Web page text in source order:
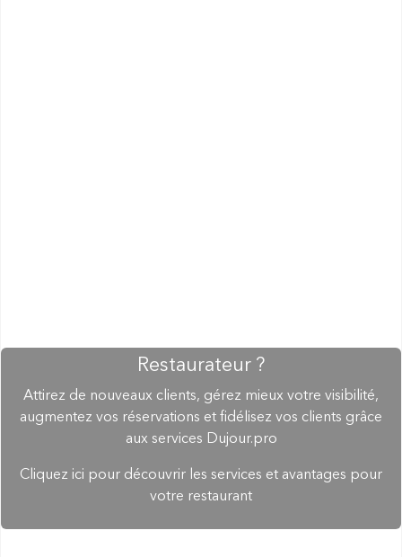
Restaurateur ?
Attirez de nouveaux clients, gérez mieux votre visibilité,
augmentez vos réservations et fidélisez vos clients grâce
aux services Dujour.pro
Cliquez ici pour découvrir les services et avantages pour
votre restaurant